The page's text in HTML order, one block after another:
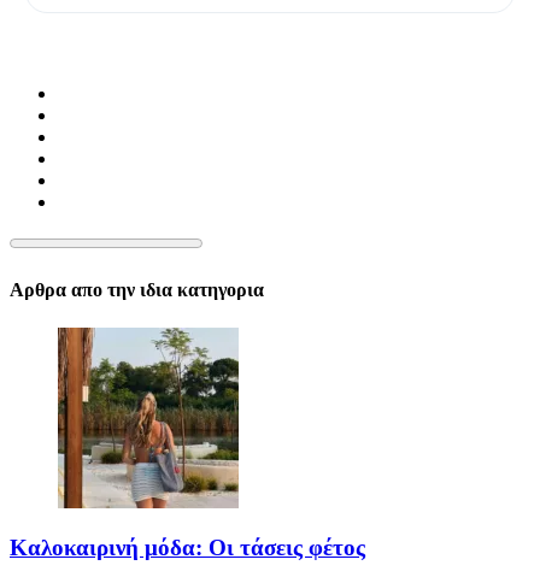
Αρθρα απο την ιδια κατηγορια
Καλοκαιρινή μόδα: Οι τάσεις φέτος